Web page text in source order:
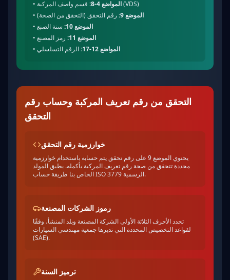
• المواضع 4-8:قسم واصف المركبة (VDS)
•
الموضع 9:
رقم التحقق (التحقق من الصحة)
•
الموضع 10:
سنة الصنع
•
الموضع 11:
رمز المصنع
•
المواضع 12-17: الرقم التسلسلي
التحقق من رقم تعريف المركبة وحساب رقم
التحقق
خوارزمية رقم التحقق
يحتوي الموضع 9 على رقم تحقق يتم حسابه باستخدام خوارزمية
محددة تتحقق من صحة رقم تعريف المركبة بأكمله. يطبق المولد
الخاص بنا طريقة حساب ISO 3779 الرسمية.
رموز الشركات المصنعة
تحدد الأحرف الثلاثة الأولى الشركة المصنعة وبلد المنشأ، وفقًا
لقواعد التخصيص المحددة التي تديرها جمعية مهندسي السيارات
(SAE).
ترميز السنة